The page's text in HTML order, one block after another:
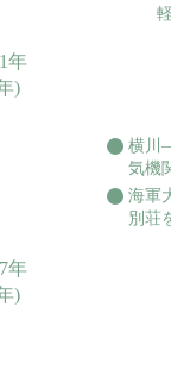
年
)
横川
気機
海軍
別荘
年
)